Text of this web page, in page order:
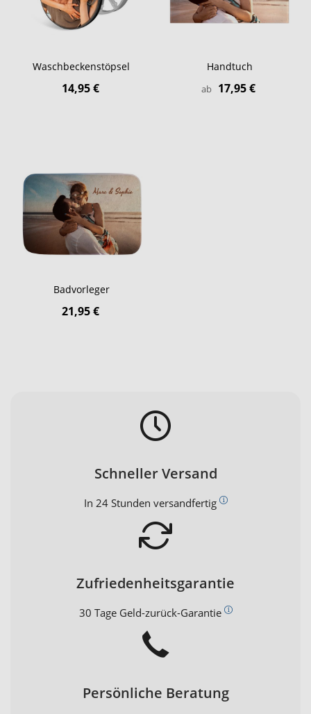
Waschbeckenstöpsel
14,95 €
Handtuch
ab 17,95 €
Badvorleger
21,95 €
Schneller Versand
In 24 Stunden versandfertig
Zufriedenheitsgarantie
30 Tage Geld-zurück-Garantie
Persönliche Beratung